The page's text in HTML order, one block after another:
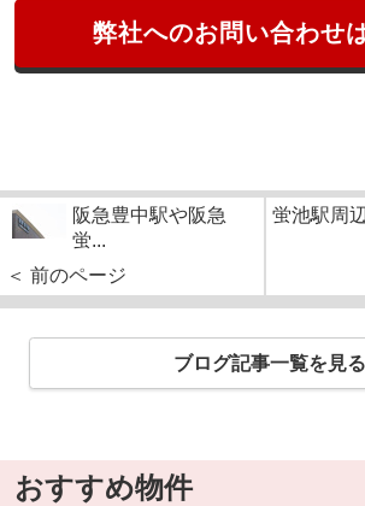
弊社へのお問い合わせ
阪急豊中駅や阪急
蛍...
＜ 前のページ
蛍池駅周
ブログ記事一覧を見る
おすすめ物件